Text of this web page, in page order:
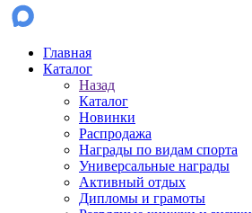
Главная
Каталог
Назад
Каталог
Новинки
Распродажа
Награды по видам спорта
Универсальные награды
Активный отдых
Дипломы и грамоты